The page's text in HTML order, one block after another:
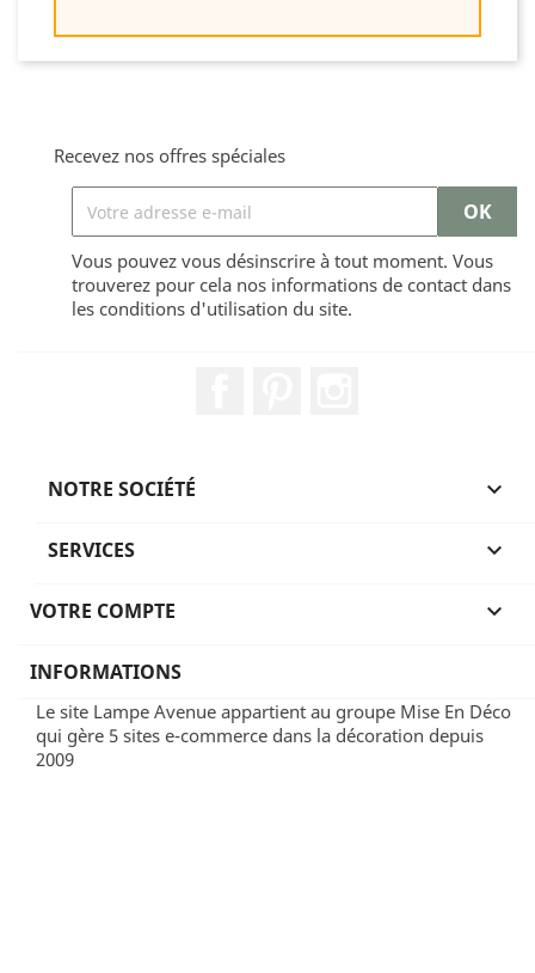
Recevez nos offres spéciales
Vous pouvez vous désinscrire à tout moment. Vous
trouverez pour cela nos informations de contact dans
les conditions d'utilisation du site.
NOTRE SOCIÉTÉ 
SERVICES 
VOTRE COMPTE 
INFORMATIONS
Le site Lampe Avenue appartient au groupe Mise En Déco
qui gère 5 sites e-commerce dans la décoration depuis
2009